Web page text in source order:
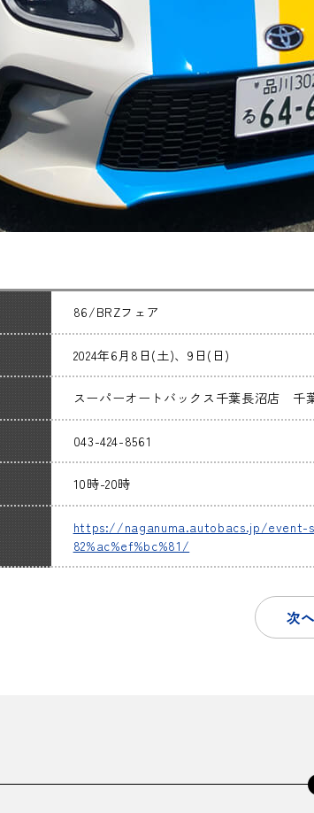
86/BRZフェア
2024年6月8日(土)、9日(日)
スーパーオートバックス千葉長沼店 千
043-424-8561
10時-20時
https://naganuma.autobacs.jp/event-
82%ac%ef%bc%81/
次へ